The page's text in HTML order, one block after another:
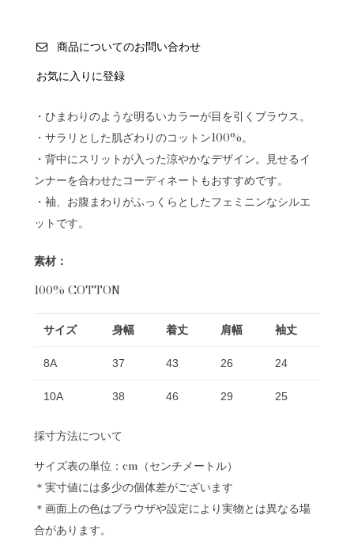
商品についてのお問い合わせ
お気に入りに登録
・ひまわりのような明るいカラーが目を引くブラウス。
・サラリとした肌ざわりのコットン100%。
・背中にスリットが入った涼やかなデザイン。見せるイ
ンナーを合わせたコーディネートもおすすめです。
・袖、お腹まわりがふっくらとしたフェミニンなシルエ
ットです。
素材：
100% COTTON
サイズ 身幅 着丈 肩幅 袖丈
8A 37 43 26 24
10A 38 46 29 25
採寸方法について
サイズ表の単位：cm（センチメートル）
＊実寸値には多少の個体差がございます
＊画面上の色はブラウザや設定により実物とは異なる場
合があります。